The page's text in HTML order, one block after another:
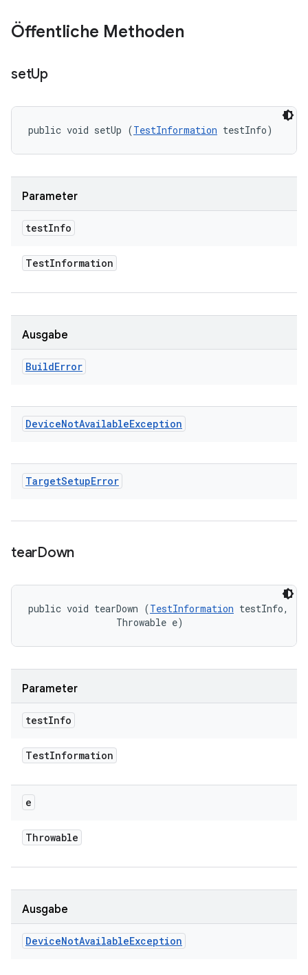
Öffentliche Methoden
setUp
public void setUp (TestInformation testInfo)
Parameter
testInfo
TestInformation
Ausgabe
BuildError
DeviceNotAvailableException
TargetSetupError
tearDown
public void tearDown (TestInformation testInfo,
                Throwable e)
Parameter
testInfo
TestInformation
e
Throwable
Ausgabe
DeviceNotAvailableException